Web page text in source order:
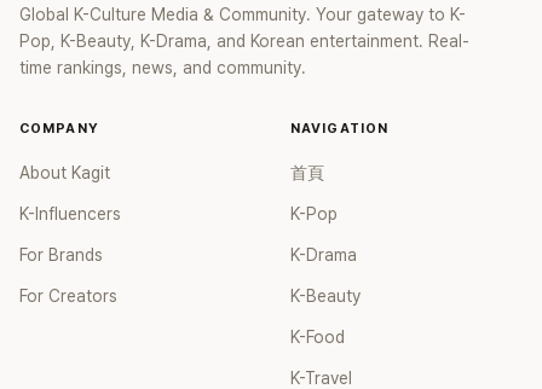
Global K-Culture Media & Community. Your gateway to K-
Pop, K-Beauty, K-Drama, and Korean entertainment. Real-
time rankings, news, and community.
COMPANY
About Kagit
K-Influencers
For Brands
For Creators
NAVIGATION
首頁
K-Pop
K-Drama
K-Beauty
K-Food
K-Travel